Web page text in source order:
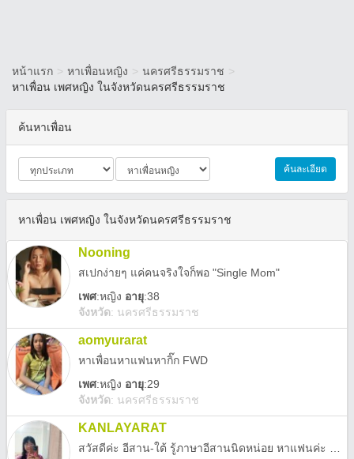
หน้าแรก > หาเพื่อนหญิง > นครศรีธรรมราช >
หาเพื่อน เพศหญิง ในจังหวัดนครศรีธรรมราช
ค้นหาเพื่อน
ค้นละเอียด
หาเพื่อน เพศหญิง ในจังหวัดนครศรีธรรมราช
Nooning
สเปกง่ายๆ แค่คนจริงใจก็พอ "Single Mom"
เพศ:หญิง อายุ:38
จังหวัด: นครศรีธรรมราช
aomyurarat
หาเพื่อนหาแฟนหากิ๊ก FWD
เพศ:หญิง อายุ:29
จังหวัด: นครศรีธรรมราช
KANLAYARAT